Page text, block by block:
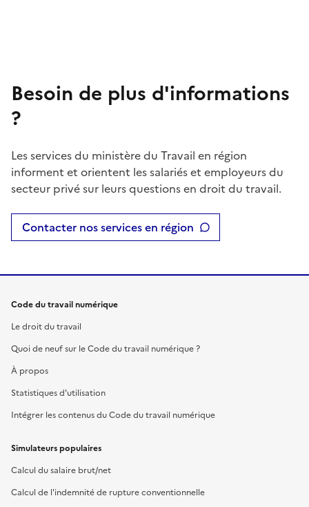
Besoin de plus d'informations
?
Les services du ministère du Travail en région
informent et orientent les salariés et employeurs du
secteur privé sur leurs questions en droit du travail.
Contacter nos services en région
Code du travail numérique
Le droit du travail
Quoi de neuf sur le Code du travail numérique ?
À propos
Statistiques d'utilisation
Intégrer les contenus du Code du travail numérique
Simulateurs populaires
Calcul du salaire brut/net
Calcul de l'indemnité de rupture conventionnelle